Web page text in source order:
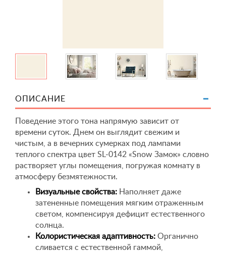
ОПИСАНИЕ
Поведение этого тона напрямую зависит от
времени суток. Днем он выглядит свежим и
чистым, а в вечерних сумерках под лампами
теплого спектра цвет SL-0142 «Snow Замок» словно
растворяет углы помещения, погружая комнату в
атмосферу безмятежности.
Визуальные свойства: Наполняет даже
затененные помещения мягким отраженным
светом, компенсируя дефицит естественного
солнца.
Колористическая адаптивность: Органично
сливается с естественной гаммой,